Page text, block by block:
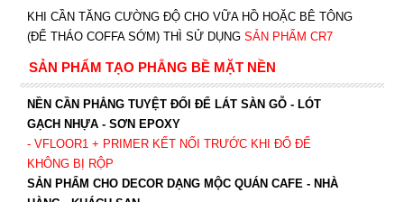
KHI CẦN TĂNG CƯỜNG ĐỘ CHO VỮA HỒ HOẶC BÊ TÔNG
(ĐỂ THÁO COFFA SỚM) THÌ SỬ DỤNG SẢN PHẨM CR7
SẢN PHẨM TẠO PHẲNG BỀ MẶT NỀN
NỀN CẦN PHẲNG TUYỆT ĐỐI ĐỂ LÁT SÀN GỖ - LÓT
GẠCH NHỰA - SƠN EPOXY
- VFLOOR1+ PRIMER KẾT NỐI TRƯỚC KHI ĐỔ ĐỂ
KHÔNG BỊ RỘP
SẢN PHẨM CHO DECOR DẠNG MỘC QUÁN CAFE - NHÀ